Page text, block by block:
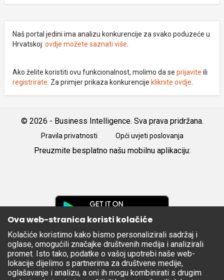
Naš portal jedini ima analizu konkurencije za svako poduzeće u
Hrvatskoj: ovdje možete saznati više
Ako želite koristiti ovu funkcionalnost, molimo da se prijavite ili
registrirate . Za primjer prikaza konkurencije kliknite ovdje
© 2026 - Business Intelligence. Sva prava pridržana.
Pravila privatnosti Opći uvjeti poslovanja
Preuzmite besplatno našu mobilnu aplikaciju:
Apple
Store
Ova web-stranica koristi kolačiće
Kolačiće koristimo kako bismo personalizirali sadržaj i
oglase, omogućili značajke društvenih medija i analizirali
promet. Isto tako, podatke o vašoj upotrebi naše web-
lokacije dijelimo s partnerima za društvene medije,
oglašavanje i analizu, a oni ih mogu kombinirati s drugim